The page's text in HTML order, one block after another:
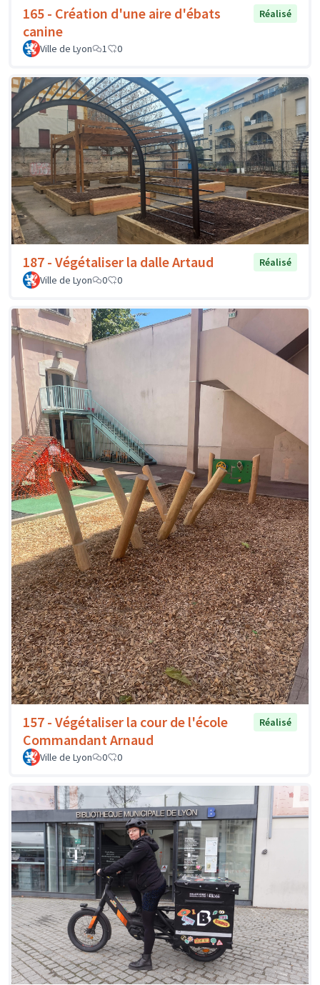
165 - Création d'une aire d'ébats
canine
Réalisé
Ville de Lyon 1 0
187 - Végétaliser la dalle Artaud
Réalisé
Ville de Lyon
0 0
157 - Végétaliser la cour de l'école
Commandant Arnaud
Réalisé
Ville de Lyon 0 0